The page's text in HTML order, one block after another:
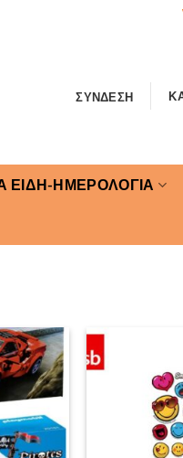
ΣΎΝΔΕΣΗ
ΕΙΔΗ-ΗΜΕΡΟΛΟΓΙΑ